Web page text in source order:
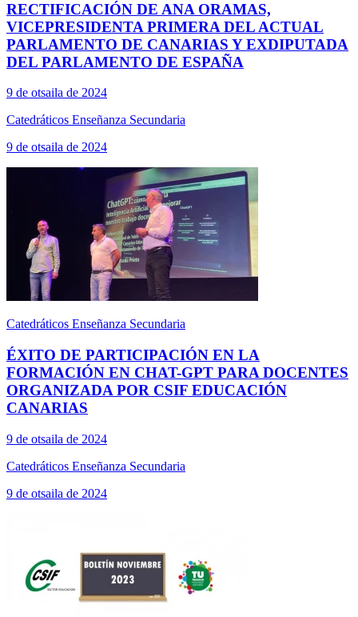
RECTIFICACIÓN DE ANA ORAMAS,
VICEPRESIDENTA PRIMERA DEL ACTUAL
PARLAMENTO DE CANARIAS Y EXDIPUTADA
DEL PARLAMENTO DE ESPAÑA
9 de otsaila de 2024
Catedráticos Enseñanza Secundaria
9 de otsaila de 2024
Catedráticos Enseñanza Secundaria
ÉXITO DE PARTICIPACIÓN EN LA
FORMACIÓN EN CHAT-GPT PARA DOCENTES
ORGANIZADA POR CSIF EDUCACIÓN
CANARIAS
9 de otsaila de 2024
Catedráticos Enseñanza Secundaria
9 de otsaila de 2024